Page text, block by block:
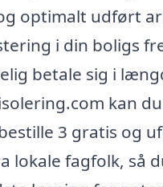
optimalt udført
i din boligs
betale sig i
kan
3 gratis og
lokale fagfolk, så